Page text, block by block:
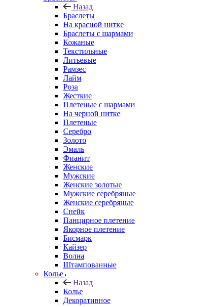
Назад
Браслеты
На красной нитке
Браслеты с шармами
Кожаные
Текстильные
Литьевые
Рамзес
Лайм
Роза
Жесткие
Плетеные с шармами
На черной нитке
Плетеные
Серебро
Золото
Эмаль
Фианит
Женские
Мужские
Женские золотые
Мужские серебряные
Женские серебряные
Снейк
Панцирное плетение
Якорное плетение
Бисмарк
Кайзер
Волна
Штампованные
Колье
Назад
Колье
Декоративное